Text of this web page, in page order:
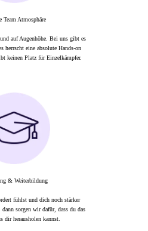
Team Atmosphäre
auf Augenhöhe. Bei uns gibt es
herrscht eine absolute Hands-on
keinen Platz für Einzelkämpfer.
& Weiterbildung
fühlst und dich noch stärker
sorgen wir dafür, dass du das
dir herausholen kannst.